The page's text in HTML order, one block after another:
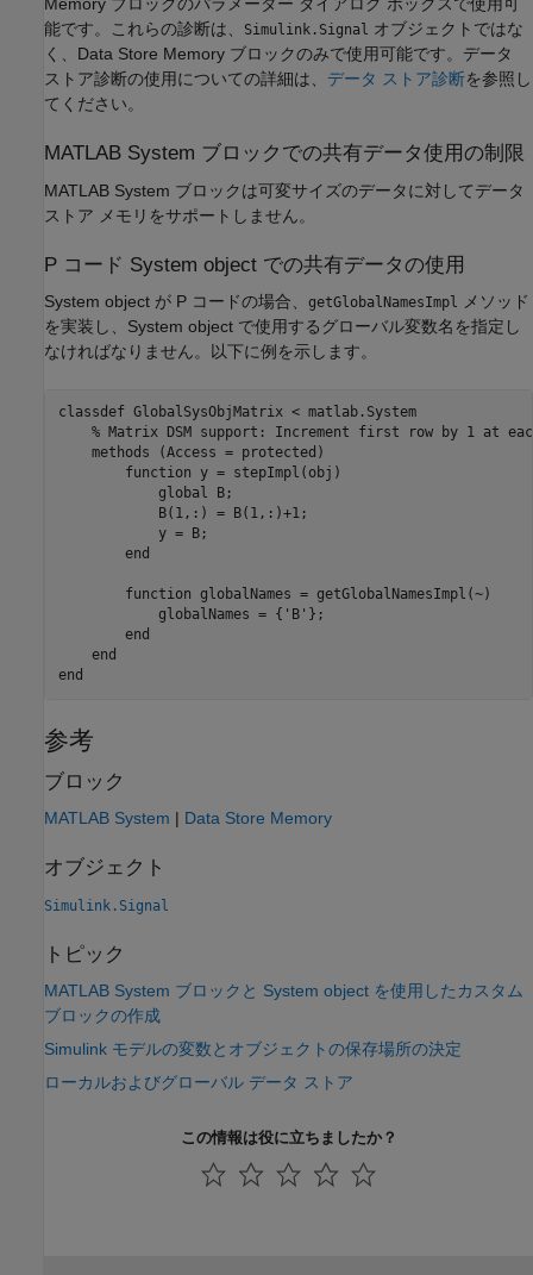
能です。これらの診断は、
Simulink.Signal オブジェクトではな
く、 Data Store Memory ブロックのみで使用可能です。データ
ストア診断の使用についての詳細は、 データ ストア診断を参照し
てください。
MATLAB System ブロックでの共有データ使用の制限
MATLAB System ブロックは可変サイズのデータに対してデータ
ストア メモリをサポートしません。
P コード System object での共有データの使用
System object が P コードの場合、 getGlobalNamesImpl
メソッド
を実装し、System object で使用するグローバル変数名を指定し
なければなりません。以下に例を示します。
classdef GlobalSysObjMatrix < matlab.System
% Matrix DSM support: Increment first row by 1 at
    methods (Access = protected)
        function y = stepImpl(obj)
            global B;
            B(1,:) = B(1,:)+1;
            y = B;
        end
        function globalNames = getGlobalNamesImpl(~)
            globalNames = {'B'};
        end
    end
end
参考
ブロック
MATLAB System | Data Store Memory
オブジェクト
Simulink.Signal
トピック
MATLAB System ブロックと System object を使用したカスタム
ブロックの作成
Simulink モデルの変数とオブジェクトの保存場所の決定
ローカルおよびグローバル データ ストア
この情報は役に立ちましたか？